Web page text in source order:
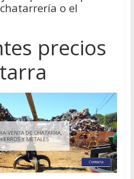
o el
precios